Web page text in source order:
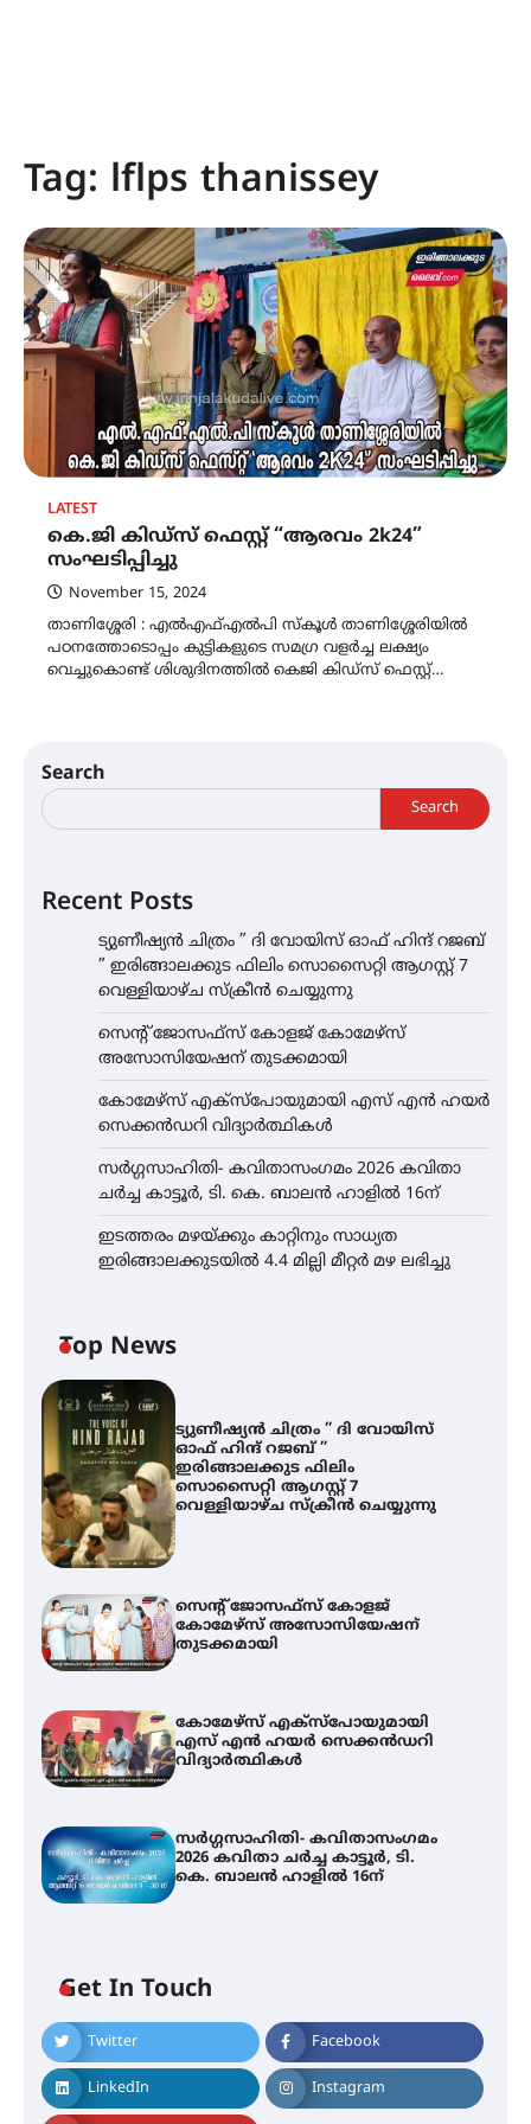
Tag: lflps thanissey
LATEST
കെ.ജി കിഡ്സ് ഫെസ്റ്റ് “ആരവം 2k24”
സംഘടിപ്പിച്ചു
November 15, 2024
താണിശ്ശേരി : എൽഎഫ്എൽപി സ്കൂൾ താണിശ്ശേരിയിൽ
പഠനത്തോടൊപ്പം കുട്ടികളുടെ സമഗ്ര വളർച്ച ലക്ഷ്യം
വെച്ചുകൊണ്ട് ശിശുദിനത്തിൽ കെജി കിഡ്സ് ഫെസ്റ്റ്…
Search
Search
Recent Posts
ട്യുണീഷ്യൻ ചിത്രം ” ദി വോയിസ് ഓഫ് ഹിന്ദ് റജബ്
” ഇരിങ്ങാലക്കുട ഫിലിം സൊസൈറ്റി ആഗസ്റ്റ് 7
വെള്ളിയാഴ്ച സ്‌ക്രീൻ ചെയ്യുന്നു
സെന്റ് ജോസഫ്സ് കോളജ് കോമേഴ്‌സ്
അസോസിയേഷന് തുടക്കമായി
കോമേഴ്സ് എക്സ്പോയുമായി എസ് എൻ ഹയർ
സെക്കൻഡറി വിദ്യാർത്ഥികൾ
സർഗ്ഗസാഹിതി- കവിതാസംഗമം 2026 കവിതാ
ചർച്ച കാട്ടൂർ, ടി. കെ. ബാലൻ ഹാളിൽ 16ന്
ഇടത്തരം മഴയ്ക്കും കാറ്റിനും സാധ്യത
ഇരിങ്ങാലക്കുടയിൽ 4.4 മില്ലി മീറ്റർ മഴ ലഭിച്ചു
Top News
ട്യുണീഷ്യൻ ചിത്രം ” ദി വോയിസ്
ഓഫ് ഹിന്ദ് റജബ് ”
ഇരിങ്ങാലക്കുട ഫിലിം
സൊസൈറ്റി ആഗസ്റ്റ് 7
വെള്ളിയാഴ്ച സ്‌ക്രീൻ ചെയ്യുന്നു
സെന്റ് ജോസഫ്സ് കോളജ്
കോമേഴ്‌സ് അസോസിയേഷന്
തുടക്കമായി
കോമേഴ്സ് എക്സ്പോയുമായി
എസ് എൻ ഹയർ സെക്കൻഡറി
വിദ്യാർത്ഥികൾ
സർഗ്ഗസാഹിതി- കവിതാസംഗമം
2026 കവിതാ ചർച്ച കാട്ടൂർ, ടി.
കെ. ബാലൻ ഹാളിൽ 16ന്
Get In Touch
Twitter Facebook
LinkedIn Instagram